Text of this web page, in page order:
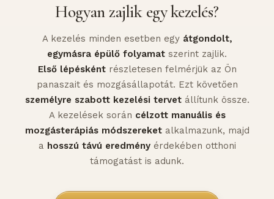
Hogyan zajlik egy kezelés?
A kezelés minden esetben egy átgondolt,
egymásra épülő folyamat szerint zajlik.
Első lépéskéntrészletesen felmérjük az Ön
panaszait és mozgásállapotát. Ezt követően
személyre szabott kezelési tervetállítunk össze.
A kezelések során célzott manuális és
mozgásterápiás módszereketalkalmazunk, majd
a hosszú távú eredményérdekében otthoni
támogatást is adunk.